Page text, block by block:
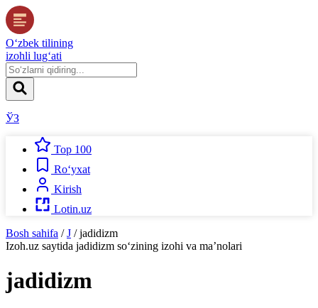
O‘zbek tilining
izohli lug‘ati
ЎЗ
Top 100
Ro‘yxat
Kirish
Lotin.uz
Bosh sahifa / J / jadidizm
Izoh.uz saytida jadidizm so‘zining izohi va ma’nolari
jadidizm